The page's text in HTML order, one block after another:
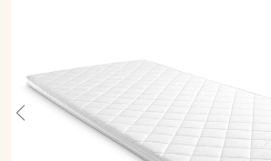
Previous